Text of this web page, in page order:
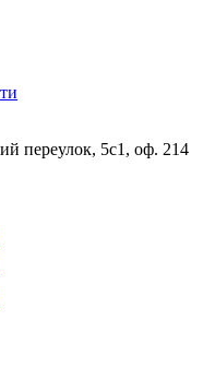
переулок, 5с1, оф. 214